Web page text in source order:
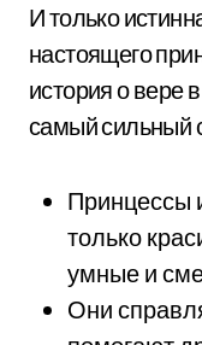
И только
настоящего
история о вере
самый сильный
Принцессы
только
умные и
Они